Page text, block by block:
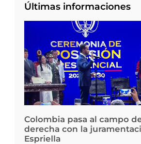
Últimas informaciones
Colombia pasa al campo
derecha con la
Espriella